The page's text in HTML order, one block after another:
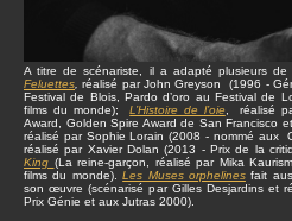
A titre de scénariste, il a adapté plusieurs
Feluettes réalisé par John Greyson (1996 -
Festival de Blois, Pardo d’oro au Festival de
films du monde);L’Histoire de l’oie , réalisé
Award, Golden Spire Award de San Francisco
réalisé par Sophie Lorain (2008 - nommé aux
réalisé par Xavier Dolan (2013 - Prix de la
King (La reine-garçon, réalisé par Mika
films du monde).Les Muses orphelinesfait
son œuvre (scénarisé par Gilles Desjardins et
Prix Génie et aux Jutras 2000).